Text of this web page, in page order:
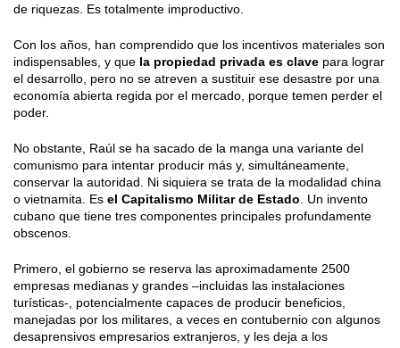
de riquezas. Es totalmente improductivo.
Con los años, han comprendido que los incentivos materiales son
indispensables, y que la propiedad privada es clave para lograr
el desarrollo, pero no se atreven a sustituir ese desastre por una
economía abierta regida por el mercado, porque temen perder el
poder.
No obstante, Raúl se ha sacado de la manga una variante del
comunismo para intentar producir más y, simultáneamente,
conservar la autoridad. Ni siquiera se trata de la modalidad china
o vietnamita. Es el Capitalismo Militar de Estado . Un invento
cubano que tiene tres componentes principales profundamente
obscenos.
Primero, el gobierno se reserva las aproximadamente 2500
empresas medianas y grandes –incluidas las instalaciones
turísticas-, potencialmente capaces de producir beneficios,
manejadas por los militares, a veces en contubernio con algunos
desaprensivos empresarios extranjeros, y les deja a los